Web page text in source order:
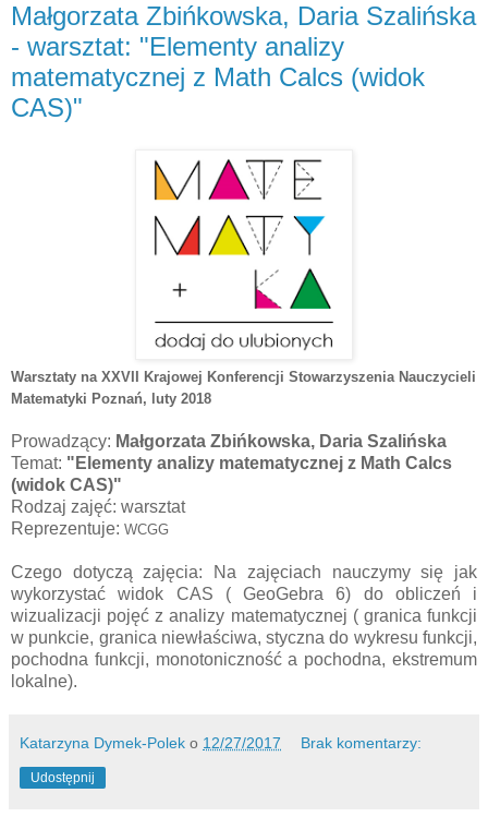
Małgorzata Zbińkowska, Daria Szalińska
- warsztat: "Elementy analizy
matematycznej z Math Calcs (widok
CAS)"
Warsztaty na XXVII Krajowej Konferencji Stowarzyszenia Nauczycieli
Matematyki Poznań, luty 2018
Prowadzący: Małgorzata Zbińkowska, Daria Szalińska
Temat: "Elementy analizy matematycznej z Math Calcs
(widok CAS)"
Rodzaj zajęć: warsztat
Reprezentuje: WCGG
Czego dotyczą zajęcia: Na zajęciach nauczymy się jak
wykorzystać widok CAS ( GeoGebra 6) do obliczeń i
wizualizacji pojęć z analizy matematycznej ( granica funkcji
w punkcie, granica niewłaściwa, styczna do wykresu funkcji,
pochodna funkcji, monotoniczność a pochodna, ekstremum
lokalne).
Katarzyna Dymek-Polek o 12/27/2017 Brak komentarzy:
Udostępnij